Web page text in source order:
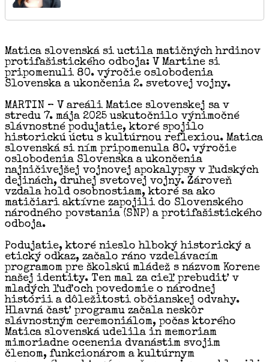
Matica slovenská si uctila matičných hrdinov
protifašistického odboja: V Martine si
pripomenuli 80. výročie oslobodenia
Slovenska a ukončenia 2. svetovej vojny.
MARTIN – V areáli Matice slovenskej sa v
stredu 7. mája 2025 uskutočnilo výnimočné
slávnostné podujatie, ktoré spojilo
historickú úctu s kultúrnou reflexiou. Matica
slovenská si ním pripomenula 80. výročie
oslobodenia Slovenska a ukončenia
najničivejšej vojnovej apokalypsy v ľudských
dejinách, druhej svetovej vojny. Zároveň
vzdala hold osobnostiam, ktoré sa ako
matičiari aktívne zapojili do Slovenského
národného povstania (SNP) a protifašistického
odboja.
Podujatie, ktoré nieslo hlboký historický a
etický odkaz, začalo ráno vzdelávacím
programom pre školskú mládež s názvom Korene
našej identity. Ten mal za cieľ prebudiť v
mladých ľuďoch povedomie o národnej
histórii a dôležitosti občianskej odvahy.
Hlavná časť programu začala neskôr
slávnostným ceremoniálom, počas ktorého
Matica slovenská udelila in memoriam
mimoriadne ocenenia dvanástim svojim
členom, funkcionárom a kultúrnym